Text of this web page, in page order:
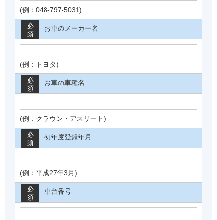
(例：048-797-5031)
お車のメーカー名
必
須
(例：トヨタ)
お車の車種名
必
須
(例：クラウン・アスリート)
初年度登録年月
必
須
(例：平成27年3月)
車台番号
必
須